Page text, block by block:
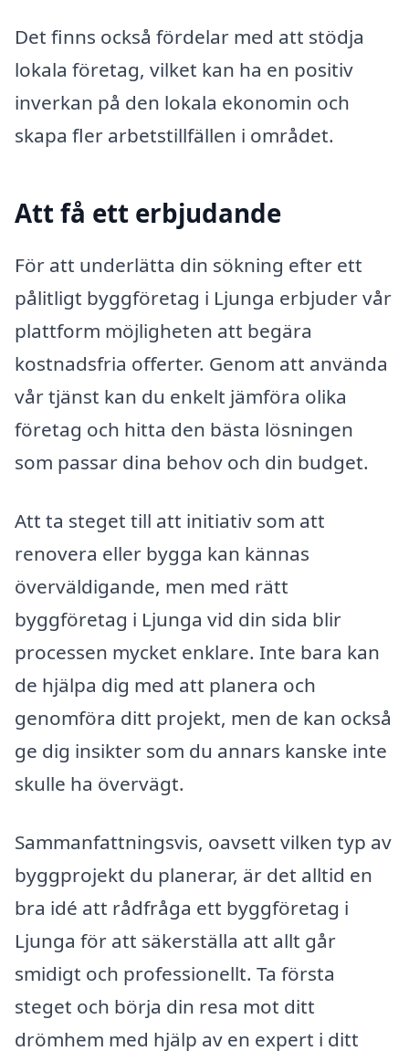
Det finns också fördelar med att stödja
lokala företag, vilket kan ha en positiv
inverkan på den lokala ekonomin och
skapa fler arbetstillfällen i området.
Att få ett erbjudande
För att underlätta din sökning efter ett
pålitligt byggföretag i Ljunga erbjuder vår
plattform möjligheten att begära
kostnadsfria offerter. Genom att använda
vår tjänst kan du enkelt jämföra olika
företag och hitta den bästa lösningen
som passar dina behov och din budget.
Att ta steget till att initiativ som att
renovera eller bygga kan kännas
överväldigande, men med rätt
byggföretag i Ljunga vid din sida blir
processen mycket enklare. Inte bara kan
de hjälpa dig med att planera och
genomföra ditt projekt, men de kan också
ge dig insikter som du annars kanske inte
skulle ha övervägt.
Sammanfattningsvis, oavsett vilken typ av
byggprojekt du planerar, är det alltid en
bra idé att rådfråga ett byggföretag i
Ljunga för att säkerställa att allt går
smidigt och professionellt. Ta första
steget och börja din resa mot ditt
drömhem med hjälp av en expert i ditt